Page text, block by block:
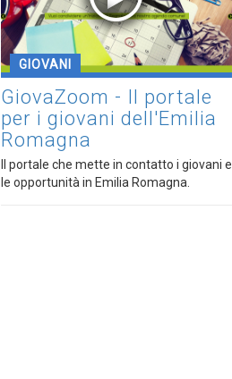
GIOVANI
GiovaZoom - Il portale
per i giovani dell'Emilia
Romagna
Il portale che mette in contatto i giovani e
le opportunità in Emilia Romagna.